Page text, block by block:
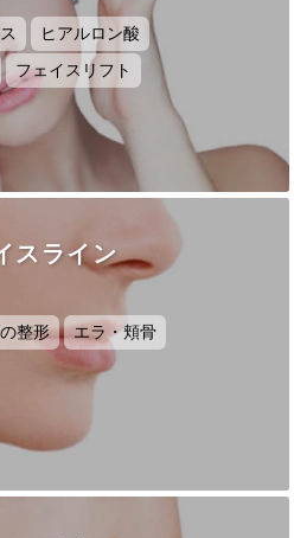
ヒアルロン酸
フェイスリフト
スライン
整形 エラ・頬骨